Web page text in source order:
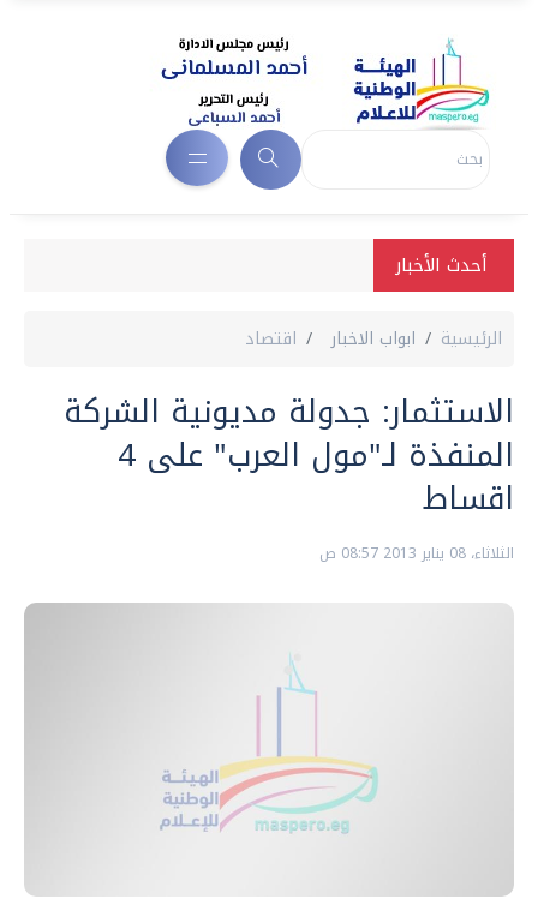
أحدث الأخبار
الرئيسية ابواب الاخبار اقتصاد
الاستثمار: جدولة مديونية الشركة
المنفذة لـ"مول العرب" على 4
اقساط
الثلاثاء، 08 يناير 2013 08:57 ص